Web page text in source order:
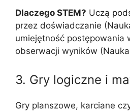
Dlaczego STEM? Uczą
przez doświadczanie
umiejętność postępowania
obserwacji wyników
3. Gry logiczne i
Gry planszowe, karciane